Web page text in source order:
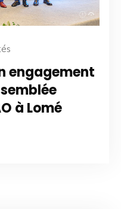
engagement
à Lomé